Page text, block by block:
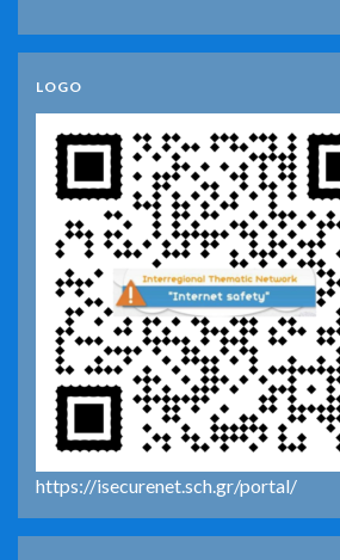
LOGO
https://isecurenet.sch.gr/portal/